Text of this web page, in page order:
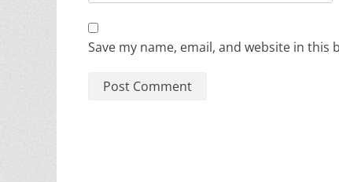
Save my name, email, and website in